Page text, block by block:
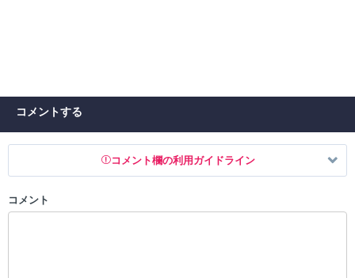
コメントする
コメント欄の利用ガイドライン
以下の書き込みを禁止とし、場合によってはコメント削除や書き込み制
コメント